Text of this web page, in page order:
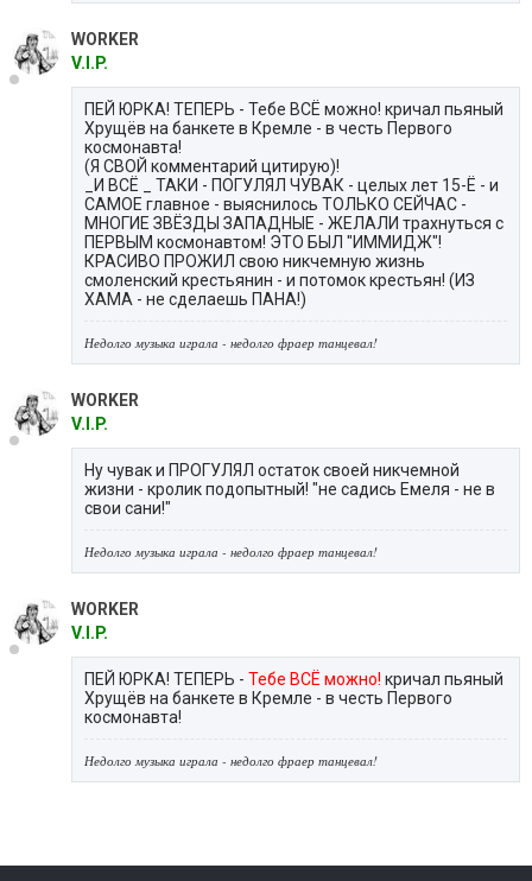
WORKER
V.I.P.
ПЕЙ ЮРКА! ТЕПЕРЬ - Тебе ВСЁ можно! кричал пьяный
Хрущёв на банкете в Кремле - в честь Первого
космонавта!
(Я СВОЙ комментарий цитирую)!
_И ВСЁ _ ТАКИ - ПОГУЛЯЛ ЧУВАК - целых лет 15-Ё - и
САМОЕ главное - выяснилось ТОЛЬКО СЕЙЧАС -
МНОГИЕ ЗВЁЗДЫ ЗАПАДНЫЕ - ЖЕЛАЛИ трахнуться с
ПЕРВЫМ космонавтом! ЭТО БЫЛ "ИММИДЖ"!
КРАСИВО ПРОЖИЛ свою никчемную жизнь
смоленский крестьянин - и потомок крестьян! (ИЗ
ХАМА - не сделаешь ПАНА!)
Недолго музыка играла - недолго фраер танцевал!
WORKER
V.I.P.
Ну чувак и ПРОГУЛЯЛ остаток своей никчемной
жизни - кролик подопытный! "не садись Емеля - не в
свои сани!"
Недолго музыка играла - недолго фраер танцевал!
WORKER
V.I.P.
ПЕЙ ЮРКА! ТЕПЕРЬ - Тебе ВСЁ можно! кричал пьяный
Хрущёв на банкете в Кремле - в честь Первого
космонавта!
Недолго музыка играла - недолго фраер танцевал!